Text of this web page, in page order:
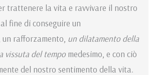
trattenere la vita e ravvivare il nostro
fine di conseguire un
rafforzamento, un dilatamento della
vissuta del tempo medesimo, e con ciò
del nostro sentimento della vita.